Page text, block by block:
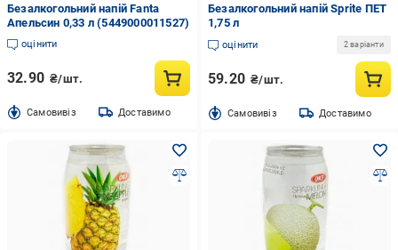
Безалкогольний напій Fanta
Апельсин 0,33 л (5449000011527)
оцінити
32.90 ₴/шт.
Cамовивіз Доставимо
Безалкогольний напій Sprite ПЕТ
1,75 л
оцінити 2 варіанти
59.20 ₴/шт.
Cамовивіз Доставимо